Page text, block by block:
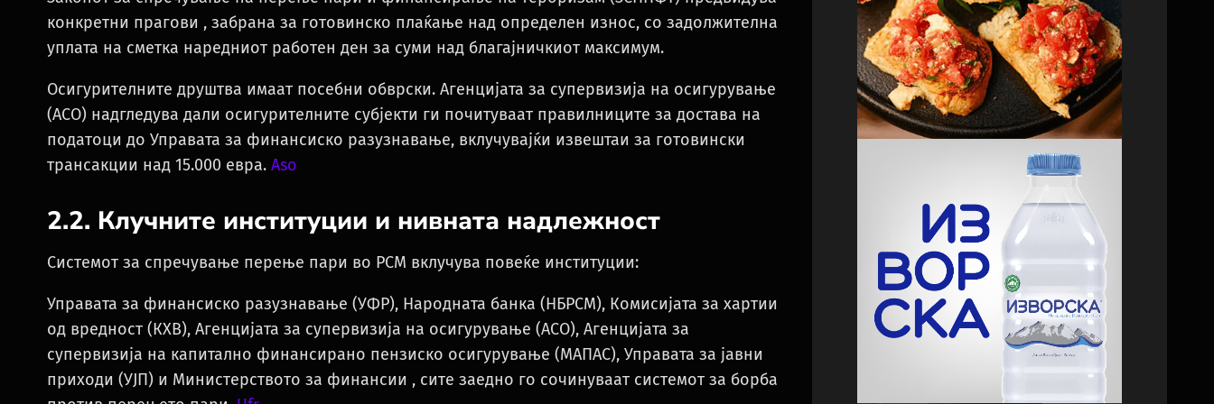
конкретни прагови , забрана за готовинско плаќање над определен износ, со задолжителна
уплата на сметка наредниот работен ден за суми над благајничкиот максимум.
Осигурителните друштва имаат посебни обврски. Агенцијата за супервизија на осигурување
(АСО) надгледува дали осигурителните субјекти ги почитуваат правилниците за достава на
податоци до Управата за финансиско разузнавање, вклучувајќи извештаи за готовински
трансакции над 15.000 евра. Aso
2.2. Клучните институции и нивната надлежност
Системот за спречување перење пари во РСМ вклучува повеќе институции:
Управата за финансиско разузнавање (УФР), Народната банка (НБРСМ), Комисијата за хартии
од вредност (КХВ), Агенцијата за супервизија на осигурување (АСО), Агенцијата за
супервизија на капитално финансирано пензиско осигурување (МАПАС), Управата за јавни
приходи (УЈП) и Министерството за финансии , сите заедно го сочинуваат системот за борба